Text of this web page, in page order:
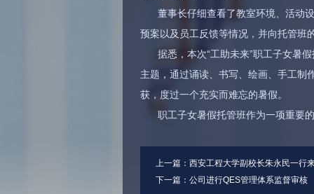
董事长仔细查看了教室环境、活动
预案以及员工反馈等情况，并向托管班
据悉，本次“工助未来”职工子女暑
主题，通过诵读、书写、绘画、手工制
获，度过一个充实而难忘的暑假。
职工子女暑假托管班作为一项重要
上一篇： 西安工程大学副校长朱永民一行
下一篇： 公司进行QES管理体系监督审核